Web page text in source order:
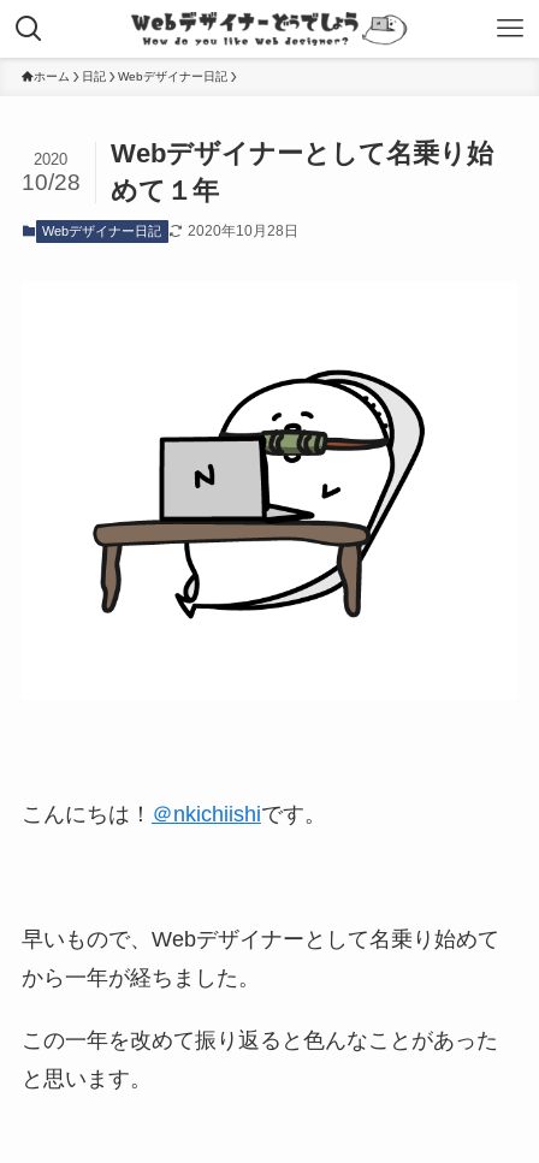
ホーム 日記 Webデザイナー日記
Webデザイナーとして名乗り始
めて１年
2020
10/28
Webデザイナー日記 2020年10月28日
こんにちは！ ＠nkichiishiです。
早いもので、Webデザイナーとして名乗り始めて
から一年が経ちました。
この一年を改めて振り返ると色んなことがあった
と思います。